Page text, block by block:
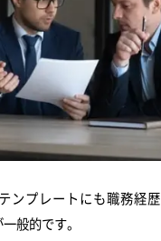
ンプレートにも職務経
般的です。